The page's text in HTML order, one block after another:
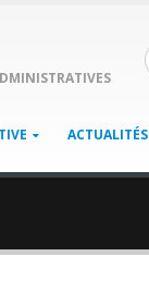
ACTUALITÉS